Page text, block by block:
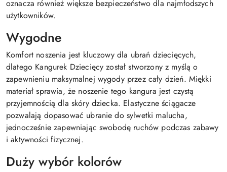
oznacza również większe bezpieczeństwo dla najmłodszych
użytkowników.
Wygodne
Komfort noszenia jest kluczowy dla ubrań dziecięcych,
dlatego Kangurek Dziecięcy został stworzony z myślą o
zapewnieniu maksymalnej wygody przez cały dzień. Miękki
materiał sprawia, że noszenie tego kangura jest czystą
przyjemnością dla skóry dziecka. Elastyczne ściągacze
pozwalają dopasować ubranie do sylwetki malucha,
jednocześnie zapewniając swobodę ruchów podczas zabawy
i aktywności fizycznej.
Duży wybór kolorów